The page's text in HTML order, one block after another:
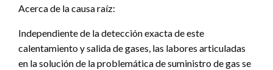
Acerca de la causa raíz:
Independiente de la detección exacta de este
calentamiento y salida de gases, las labores articuladas
en la solución de la problemática de suministro de gas se